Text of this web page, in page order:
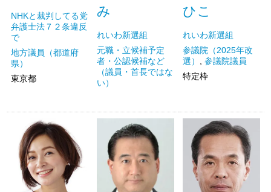
NHKと裁判してる党
弁護士法７２条違反
で
地方議員（都道府
県）
東京都
み
れいわ新選組
元職・立候補予定
者・公認候補など
（議員・首長ではな
い）
ひこ
れいわ新選組
参議院（2025年改
選）
参議院議員
特定枠